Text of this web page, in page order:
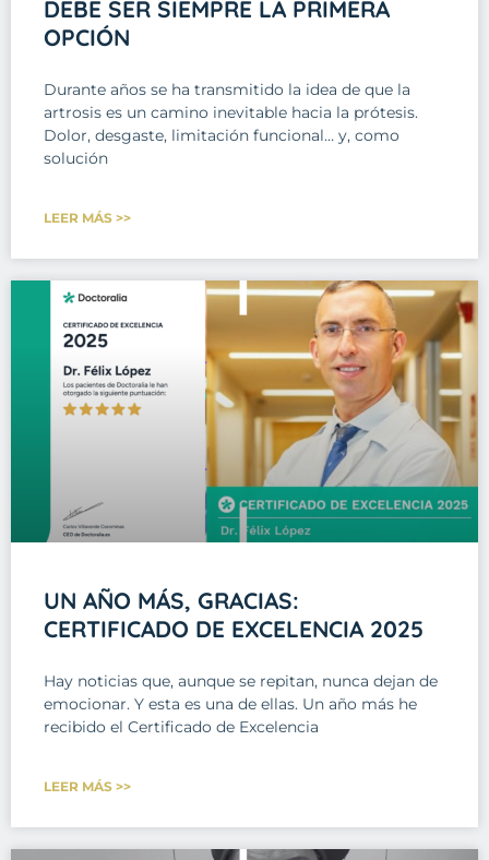
DEBE SER SIEMPRE LA PRIMERA
OPCIÓN
Durante años se ha transmitido la idea de que la
artrosis es un camino inevitable hacia la prótesis.
Dolor, desgaste, limitación funcional… y, como
solución
LEER MÁS >>
UN AÑO MÁS, GRACIAS:
CERTIFICADO DE EXCELENCIA 2025
Hay noticias que, aunque se repitan, nunca dejan de
emocionar. Y esta es una de ellas. Un año más he
recibido el Certificado de Excelencia
LEER MÁS >>